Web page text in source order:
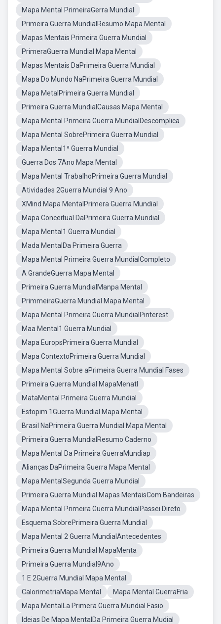
Mapa Mental PrimeiraGerra Mundial
Primeira Guerra MundialResumo Mapa Mental
Mapas Mentais Primeira Guerra Mundial
PrimeraGuerra Mundial Mapa Mental
Mapas Mentais DaPrimeira Guerra Mundial
Mapa Do Mundo NaPrimeira Guerra Mundial
Mapa MetalPrimeira Guerra Mundial
Primeira Guerra MundialCausas Mapa Mental
Mapa Mental Primeira Guerra MundialDescomplica
Mapa Mental SobrePrimeira Guerra Mundial
Mapa Mental1ª Guerra Mundial
Guerra Dos 7Ano Mapa Mental
Mapa Mental TrabalhoPrimeira Guerra Mundial
Atividades 2Guerra Mundial 9 Ano
XMind Mapa MentalPrimera Guerra Mundial
Mapa Conceitual DaPrimeira Guerra Mundial
Mapa Mental1 Guerra Mundial
Mada MentalDa Primeira Guerra
Mapa Mental Primeira Guerra MundialCompleto
A GrandeGuerra Mapa Mental
Primeira Guerra MundialManpa Mental
PrimmeiraGuerra Mundial Mapa Mental
Mapa Mental Primeira Guerra MundialPinterest
Maa Mental1 Guerra Mundial
Mapa EuropsPrimeira Guerra Mundial
Mapa ContextoPrimeira Guerra Mundial
Mapa Mental Sobre aPrimeira Guerra Mundial Fases
Primeira Guerra Mundial MapaMenatl
MataMental Primeira Guerra Mundial
Estopim 1Guerra Mundial Mapa Mental
Brasil NaPrimeira Guerra Mundial Mapa Mental
Primeira Guerra MundialResumo Caderno
Mapa Mental Da Primeira GuerraMundiap
Alianças DaPrimeira Guerra Mapa Mental
Mapa MentalSegunda Guerra Mundial
Primeira Guerra Mundial Mapas MentaisCom Bandeiras
Mapa Mental Primeira Guerra MundialPassei Direto
Esquema SobrePrimeira Guerra Mundial
Mapa Mental 2 Guerra MundialAntecedentes
Primeira Guerra Mundial MapaMenta
Primeira Guerra Mundial9Ano
1 E 2Guerra Mundial Mapa Mental
CalorimetriaMapa Mental
Mapa Mental GuerraFria
Mapa MentalLa Primera Guerra Mundial Fasio
Ideias De Mapa MentalDa Primeira Guerra Mudial